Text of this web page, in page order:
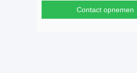
Contact opnemen